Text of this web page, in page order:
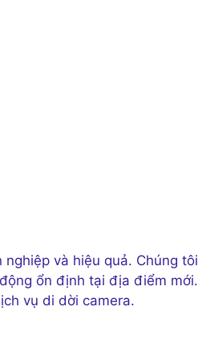
và hiệu quả. Chúng tôi
ổn định tại địa điểm mới.
vụ di dời camera.